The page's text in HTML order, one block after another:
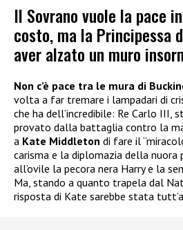
Il Sovrano vuole la pace
costo, ma la Principessa
aver alzato un muro
Non c’è pace tra le mura di
volta a far tremare i lampadari di
che ha dell’incredibile: Re Carlo III,
provato dalla battaglia contro la
a Kate Middleton di fare il
carisma e la diplomazia della
all’ovile la pecora nera Harry e la
Ma, stando a quanto trapela dal
risposta di Kate sarebbe stata